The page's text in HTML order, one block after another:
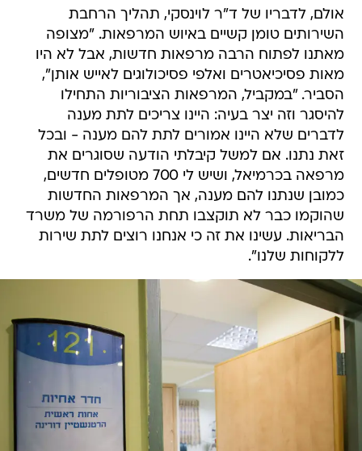
אולם, לדבריו של ד"ר לוינסקי, תהליך הרחבת
השירותים טומן קשיים באיוש המרפאות. "מצופה
מאתנו לפתוח הרבה מרפאות חדשות, אבל לא היו
מאות פסיכיאטרים ואלפי פסיכולוגים לאייש אותן",
הסביר. "במקביל, המרפאות הציבוריות התחילו
להיסגר וזה יצר בעיה: היינו צריכים לתת מענה
לדברים שלא היינו אמורים לתת להם מענה - ובכל
זאת נתנו. אם למשל קיבלתי הודעה שסוגרים את
מרפאה בכרמיאל, ושיש לי 700 מטופלים חדשים,
כמובן שנתנו להם מענה, אך המרפאות החדשות
שהוקמו כבר לא תוקצבו תחת הרפורמה של משרד
הבריאות. עשינו את זה כי אנחנו רוצים לתת שירות
ללקוחות שלנו".